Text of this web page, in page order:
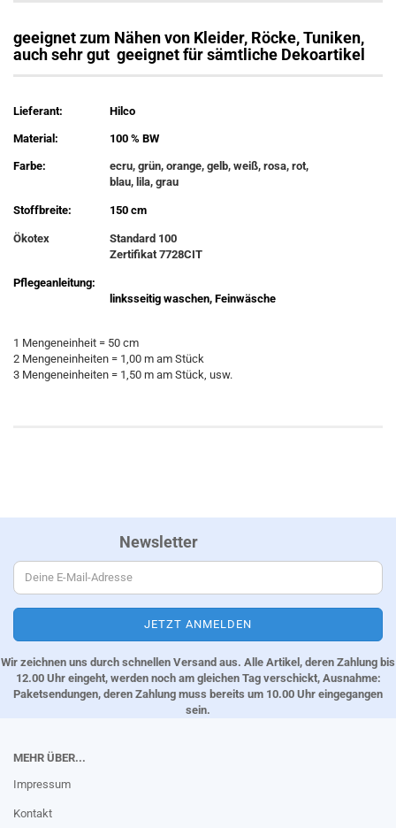
geeignet zum Nähen von Kleider, Röcke, Tuniken,
auch sehr gut geeignet für sämtliche Dekoartikel
Lieferant: Hilco
Material: 100 % BW
Farbe:
ecru, grün, orange, gelb, weiß, rosa, rot,
blau, lila, grau
Stoffbreite: 150 cm
Ökotex
Standard 100
Zertifikat 7728CIT
Pflegeanleitung:
linksseitig waschen, Feinwäsche
1 Mengeneinheit = 50 cm
2 Mengeneinheiten = 1,00 m am Stück
3 Mengeneinheiten = 1,50 m am Stück, usw.
Newsletter
Wir zeichnen uns durch schnellen Versand aus. Alle Artikel, deren Zahlung bis
12.00 Uhr eingeht, werden noch am gleichen Tag verschickt, Ausnahme:
Paketsendungen, deren Zahlung muss bereits um 10.00 Uhr eingegangen
sein.
MEHR ÜBER...
Impressum
Kontakt